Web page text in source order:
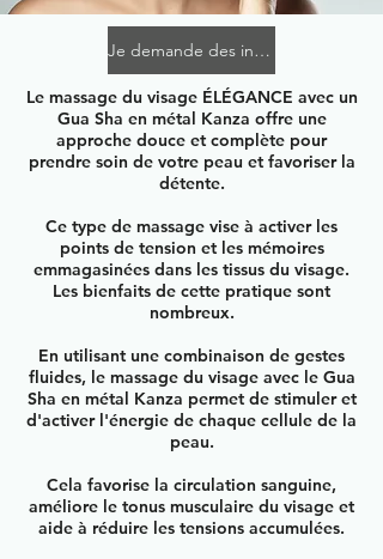
Je demande des informations
Le massage du visage ÉLÉGANCE avec un
Gua Sha en métal Kanza offre une
approche douce et complète pour
prendre soin de votre peau et favoriser la
détente.
Ce type de massage vise à activer les
points de tension et les mémoires
emmagasinées dans les tissus du visage.
Les bienfaits de cette pratique sont
nombreux.
En utilisant une combinaison de gestes
fluides, le massage du visage avec le Gua
Sha en métal Kanza permet de stimuler et
d'activer l'énergie de chaque cellule de la
peau.
Cela favorise la circulation sanguine,
améliore le tonus musculaire du visage et
aide à réduire les tensions accumulées.